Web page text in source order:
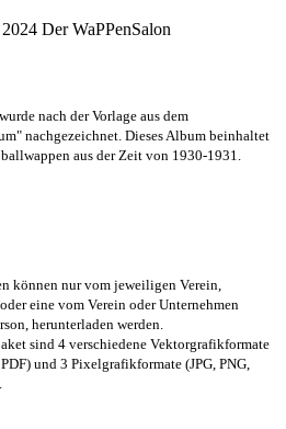
Der WaPPenSalon
nach der Vorlage aus dem
nachgezeichnet. Dieses Album beinhaltet
aus der Zeit von 1930-1931.
können nur vom jeweiligen Verein,
oder eine vom Verein oder Unternehmen
herunterladen werden.
sind 4 verschiedene Vektorgrafikformate
und 3 Pixelgrafikformate (JPG, PNG,